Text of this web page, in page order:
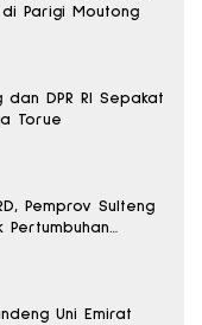
di Parigi Moutong
dan DPR RI Sepakat
Torue
Pemprov Sulteng
Pertumbuhan
Uni Emirat